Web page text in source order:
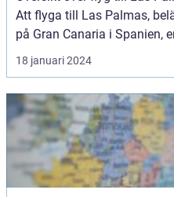
Att flyga till Las Palmas,
på Gran Canaria i Spanien,
18 januari 2024